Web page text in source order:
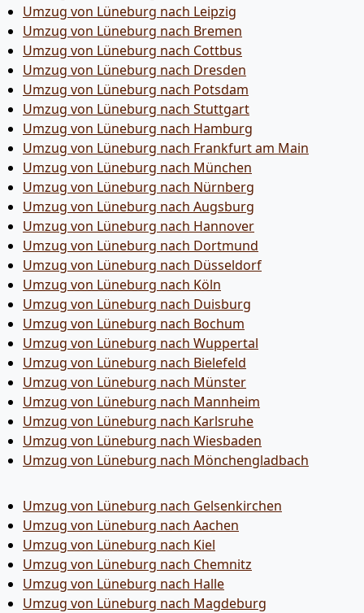
Umzug von Lüneburg nach Leipzig
Umzug von Lüneburg nach Bremen
Umzug von Lüneburg nach Cottbus
Umzug von Lüneburg nach Dresden
Umzug von Lüneburg nach Potsdam
Umzug von Lüneburg nach Stuttgart
Umzug von Lüneburg nach Hamburg
Umzug von Lüneburg nach Frankfurt am Main
Umzug von Lüneburg nach München
Umzug von Lüneburg nach Nürnberg
Umzug von Lüneburg nach Augsburg
Umzug von Lüneburg nach Hannover
Umzug von Lüneburg nach Dortmund
Umzug von Lüneburg nach Düsseldorf
Umzug von Lüneburg nach Köln
Umzug von Lüneburg nach Duisburg
Umzug von Lüneburg nach Bochum
Umzug von Lüneburg nach Wuppertal
Umzug von Lüneburg nach Bielefeld
Umzug von Lüneburg nach Münster
Umzug von Lüneburg nach Mannheim
Umzug von Lüneburg nach Karlsruhe
Umzug von Lüneburg nach Wiesbaden
Umzug von Lüneburg nach Mönchen­gladbach
Umzug von Lüneburg nach Gelsenkirchen
Umzug von Lüneburg nach Aachen
Umzug von Lüneburg nach Kiel
Umzug von Lüneburg nach Chemnitz
Umzug von Lüneburg nach Halle
Umzug von Lüneburg nach Magdeburg